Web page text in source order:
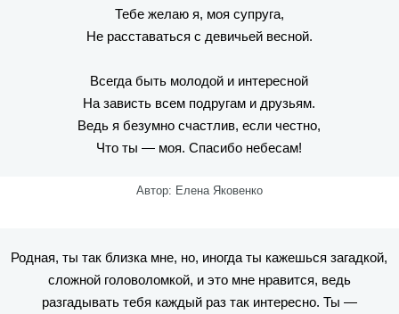
Тебе желаю я, моя супруга,
Не расставаться с девичьей весной.
Всегда быть молодой и интересной
На зависть всем подругам и друзьям.
Ведь я безумно счастлив, если честно,
Что ты — моя. Спасибо небесам!
Автор: Елена Яковенко
Родная, ты так близка мне, но, иногда ты кажешься загадкой,
сложной головоломкой, и это мне нравится, ведь
разгадывать тебя каждый раз так интересно. Ты —